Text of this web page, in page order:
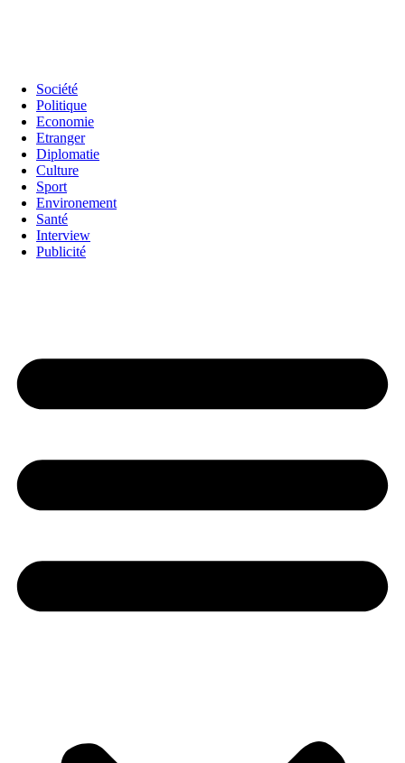
Société
Politique
Economie
Etranger
Diplomatie
Culture
Sport
Environement
Santé
Interview
Publicité